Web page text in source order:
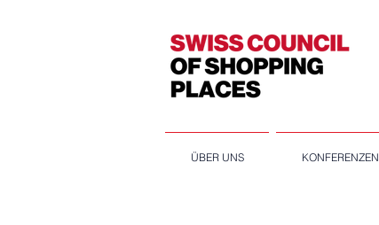
ÜBER UNS KONFERENZEN